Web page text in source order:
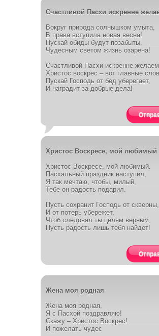
Счастливой Пасхи искренне
Вокруг природа солнышком умыта,
В права вступила новая весна!
Пускай обиды будут позабыты,
Чудесным светом жизнь озарена!
Счастливой Пасхи искренне
Христос воскрес – вот главные
Пускай Господь от бед уберегает,
И наградит за добрые дела!
Христос Воскресе, мой любимый
Христос Воскресе, мой любимый.
Пасхальный праздник наступил,
Я так мечтаю, чтобы, милый,
Тебе он радость подарил.
Пусть сохранит Господь от скверны,
И от потерь убережет,
Чтоб следовал ты целям верным,
Пусть радость лишь тебя найдет!
Жена моя родная
Жена моя родная,
Я с Пасхой поздравляю!
Скажу – Христос Воскрес!
И пожелать чудес